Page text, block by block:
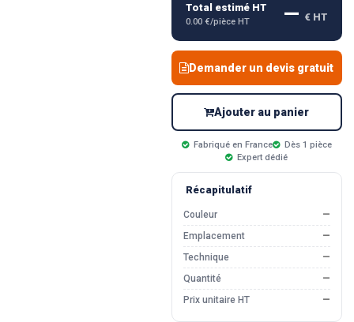
Total estimé HT
0.00 €/pièce HT — € HT
Demander un devis gratuit
Ajouter au panier
Fabriqué en France
Dès 1 pièce
Expert dédié
Récapitulatif
Couleur
—
Emplacement
—
Technique
—
Quantité
—
Prix unitaire HT
—